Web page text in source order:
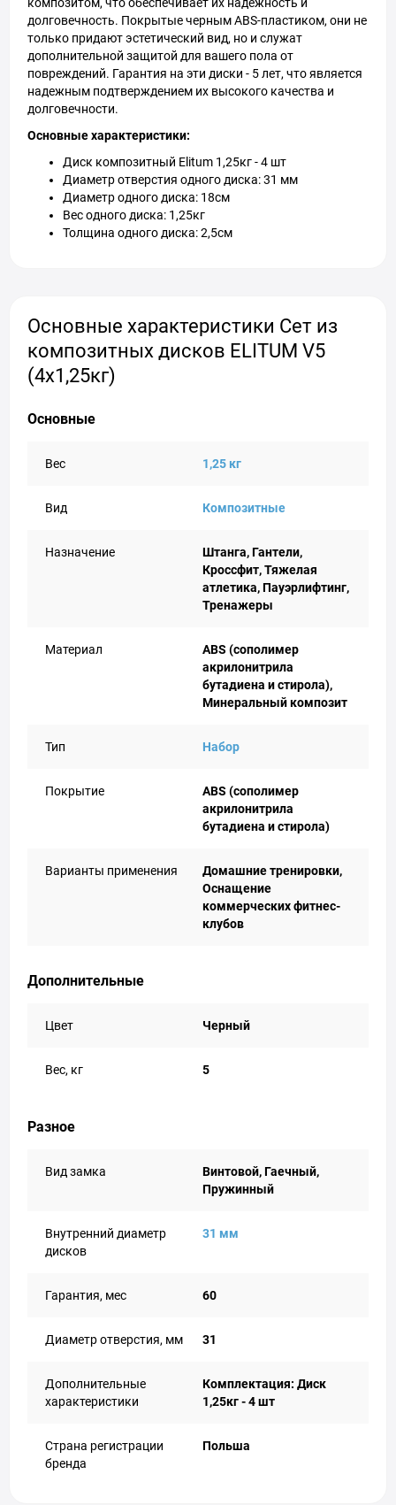
долговечность. Покрытые черным ABS-пластиком, они не
только придают эстетический вид, но и служат
дополнительной защитой для вашего пола от
повреждений. Гарантия на эти диски - 5 лет, что является
надежным подтверждением их высокого качества и
долговечности.
Основные характеристики:
Диск композитный Elitum 1,25кг - 4 шт
Диаметр отверстия одного диска: 31 мм
Диаметр одного диска: 18см
Вес одного диска: 1,25кг
Толщина одного диска: 2,5см
Основные характеристики Сет из
композитных дисков ELITUM V5
(4х1,25кг)
Основные
Вес 1,25 кг
Вид Композитные
Назначение
Штанга, Гантели,
Кроссфит, Тяжелая
атлетика, Пауэрлифтинг,
Тренажеры
Материал
ABS (сополимер
акрилонитрила
бутадиена и стирола),
Минеральный композит
Тип Набор
Покрытие
ABS (сополимер
акрилонитрила
бутадиена и стирола)
Варианты применения
Домашние тренировки,
Оснащение
коммерческих фитнес-
клубов
Дополнительные
Цвет Черный
Вес, кг 5
Разное
Вид замка
Винтовой, Гаечный,
Пружинный
Внутренний диаметр
дисков
31 мм
Гарантия, мес 60
Диаметр отверстия, мм 31
Дополнительные
характеристики
Комплектация: Диск
1,25кг - 4 шт
Страна регистрации
бренда
Польша